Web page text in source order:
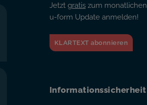
Jetzt gratiszum monatlichen
u-form Update anmelden!
KLARTEXT abonnieren
Informationssicherheit